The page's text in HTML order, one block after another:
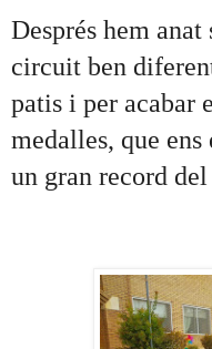
Després hem
circuit ben
patis i per acabar
medalles, que
un gran record